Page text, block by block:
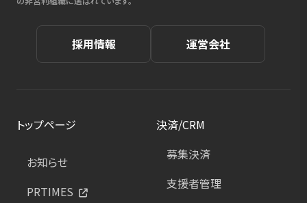
採用情報 運営会社
トップページ
お知らせ
PRTIMES
決済/CRM
募集決済
支援者管理